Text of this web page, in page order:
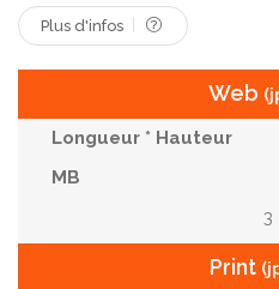
Plus d'infos
Web
3
Print